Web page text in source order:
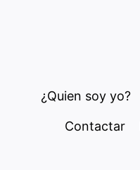
¿Quien soy yo?
Contactar